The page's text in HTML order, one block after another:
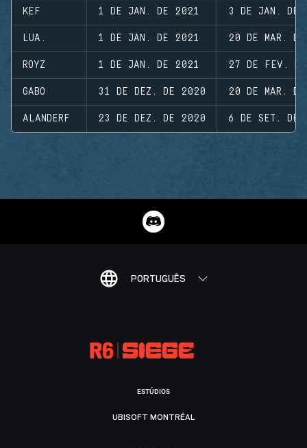
KEF 1 DE JAN. DE 2021 3 DE JAN. DE
LUA. 1 DE JAN. DE 2021 20 DE MAR.
ROYZ 1 DE JAN. DE 2021 27 DE FEV.
GABO 31 DE DEZ. DE 2020 20 DE MAR.
ALANDERF 23 DE DEZ. DE 2020 6 DE SET. DE
PORTUGUÊS
ESTÚDIOS
UBISOFT MONTRÉAL